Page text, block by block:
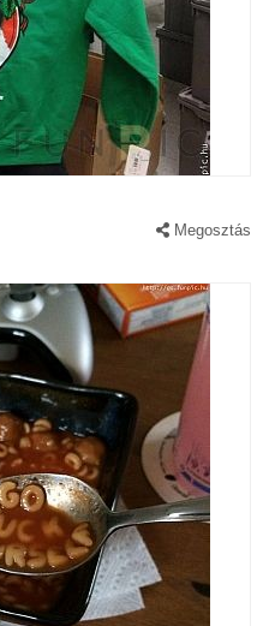
Megosztás